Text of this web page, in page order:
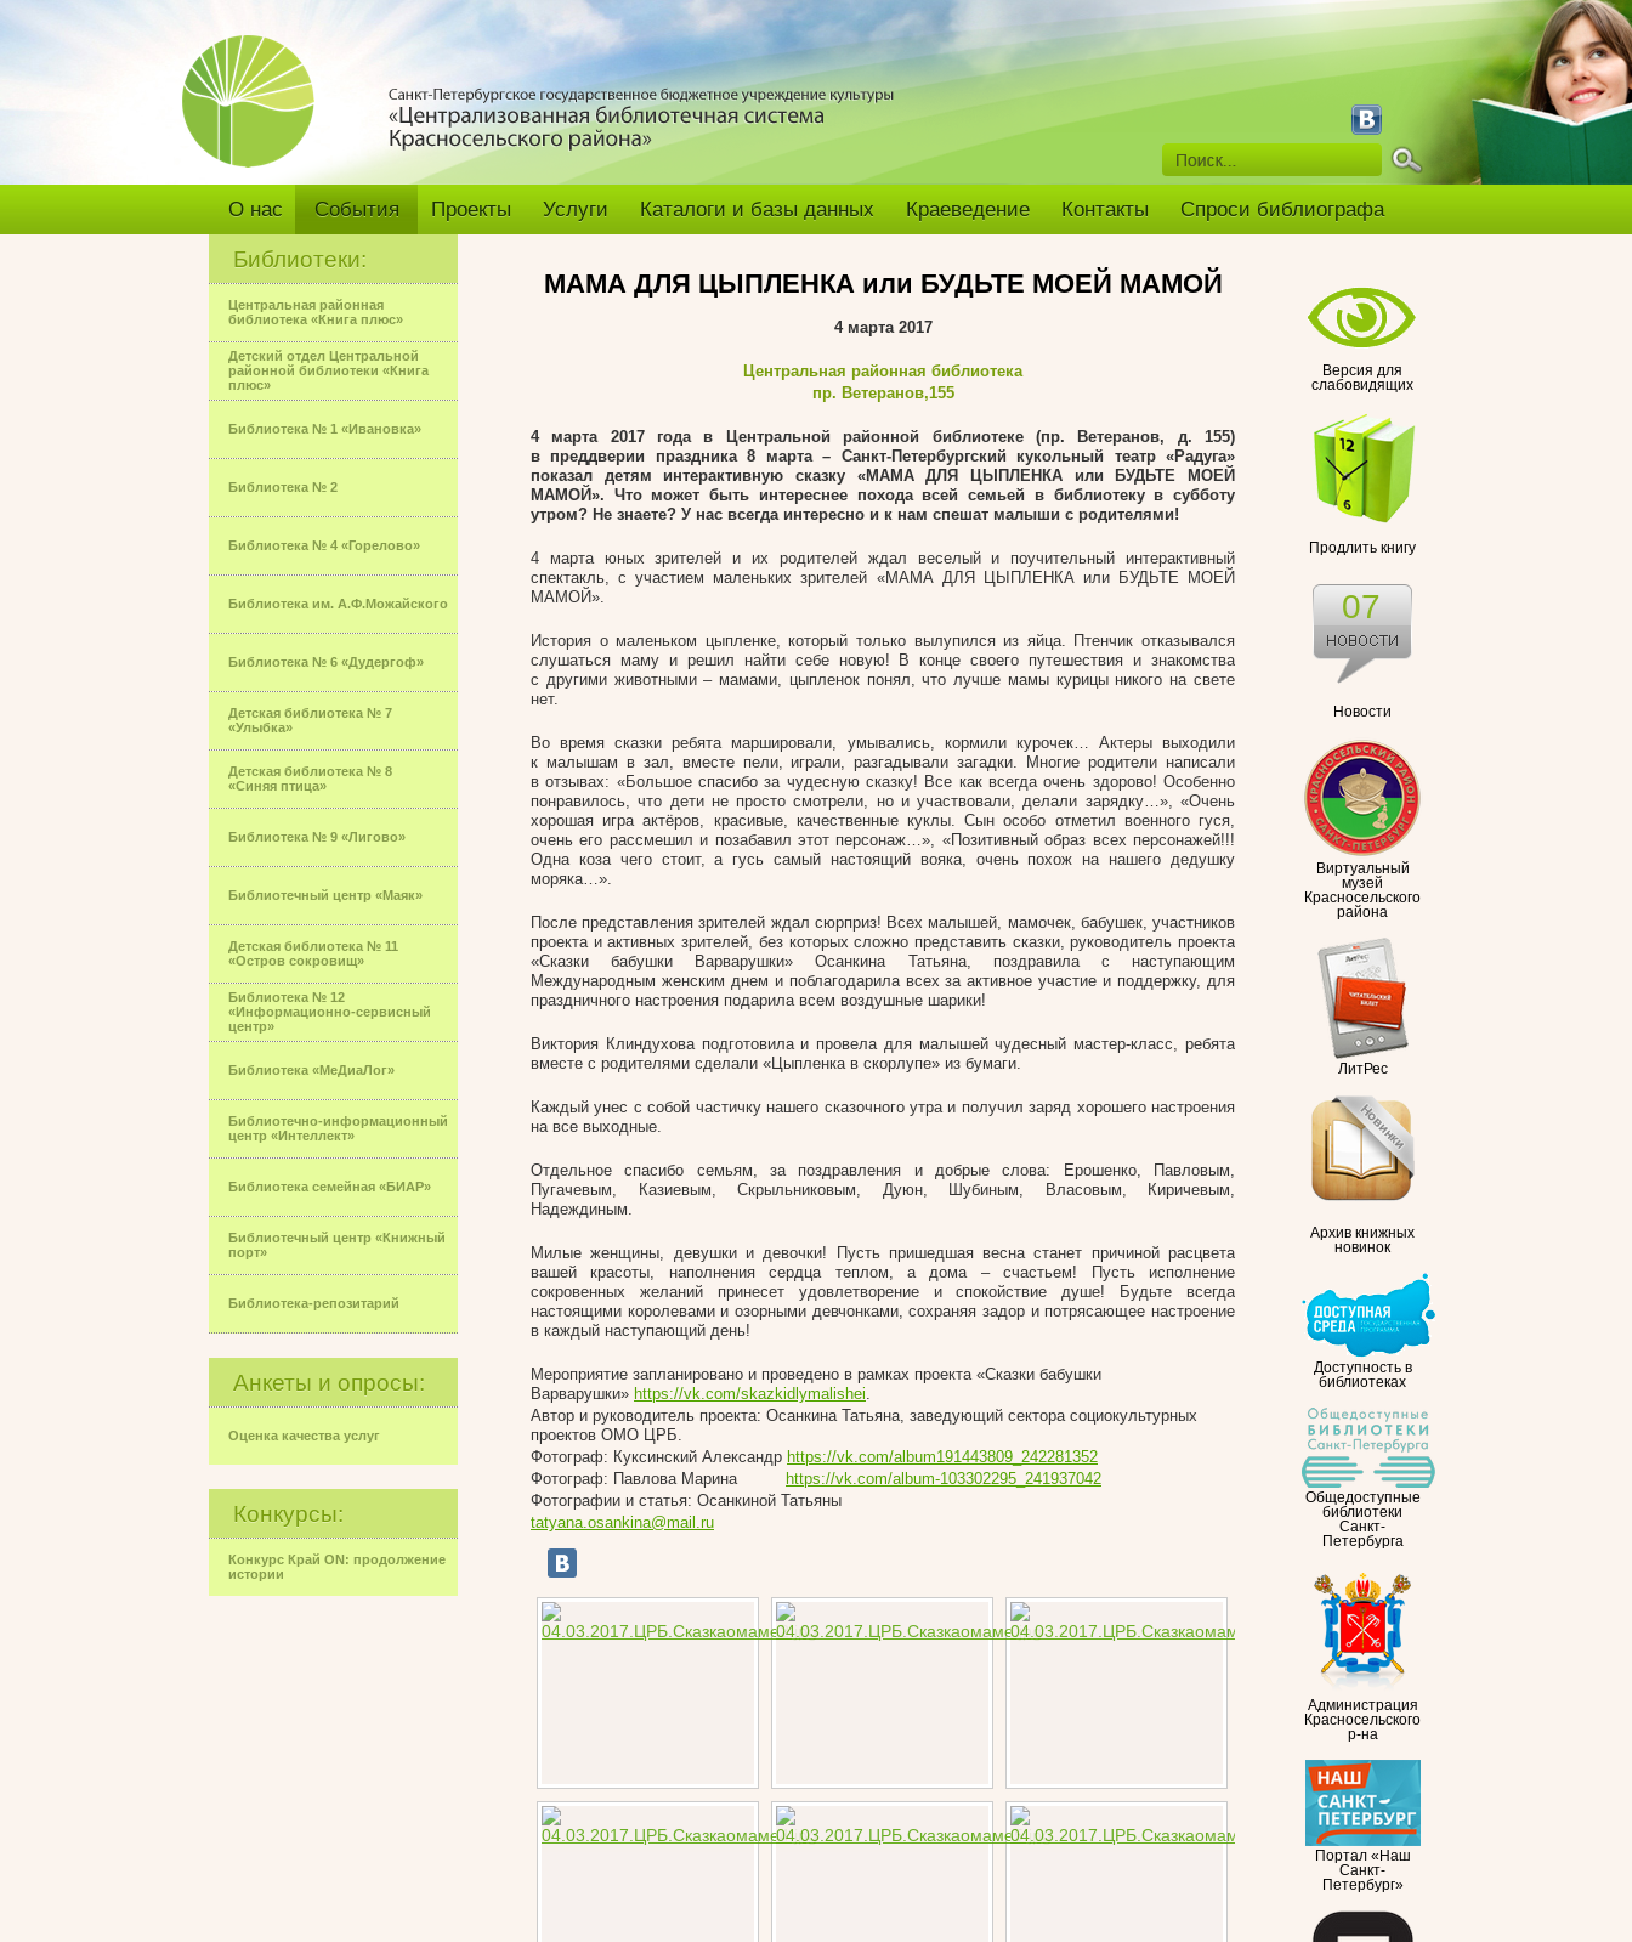
О нас События Проекты Услуги Каталоги и базы данных Краеведение Контакты Спроси библиографа
Библиотеки:
Центральная районная
библиотека «Книга плюс»
Детский отдел Центральной
районной библиотеки «Книга
плюс»
Библиотека № 1 «Ивановка»
Библиотека № 2
Библиотека № 4 «Горелово»
Библиотека им. А.Ф.Можайского
Библиотека № 6 «Дудергоф»
Детская библиотека № 7
«Улыбка»
Детская библиотека № 8
«Синяя птица»
Библиотека № 9 «Лигово»
Библиотечный центр «Маяк»
Детская библиотека № 11
«Остров сокровищ»
Библиотека № 12
«Информационно-сервисный
центр»
Библиотека «МеДиаЛог»
Библиотечно-информационный
центр «Интеллект»
Библиотека семейная «БИАР»
Библиотечный центр «Книжный
порт»
Библиотека-репозитарий
Анкеты и опросы:
Оценка качества услуг
Конкурсы:
Конкурс Край ON: продолжение
истории
Версия для
слабовидящих
Продлить книгу
Новости
07
Виртуальный
музей
Красносельского
района
ЛитРес
Архив книжных
новинок
Доступность в
библиотеках
Общедоступные
библиотеки
Санкт-
Петербурга
Администрация
Красносельского
р-на
Портал «Наш
Санкт-
Петербург»
МАМА ДЛЯ ЦЫПЛЕНКА или БУДЬТЕ МОЕЙ МАМОЙ
4 марта 2017
Центральная районная библиотека
пр. Ветеранов,155
4 марта 2017 года в Центральной районной библиотеке (пр. Ветеранов, д. 155)
в преддверии праздника 8 марта – Санкт-Петербургский кукольный театр «Радуга»
показал детям интерактивную сказку «МАМА ДЛЯ ЦЫПЛЕНКА или БУДЬТЕ МОЕЙ
МАМОЙ». Что может быть интереснее похода всей семьей в библиотеку в субботу
утром? Не знаете? У нас всегда интересно и к нам спешат малыши с родителями!
4 марта юных зрителей и их родителей ждал веселый и поучительный интерактивный
спектакль, с участием маленьких зрителей «МАМА ДЛЯ ЦЫПЛЕНКА или БУДЬТЕ МОЕЙ
МАМОЙ».
История о маленьком цыпленке, который только вылупился из яйца. Птенчик отказывался
слушаться маму и решил найти себе новую! В конце своего путешествия и знакомства
с другими животными – мамами, цыпленок понял, что лучше мамы курицы никого на свете
нет.
Во время сказки ребята маршировали, умывались, кормили курочек… Актеры выходили
к малышам в зал, вместе пели, играли, разгадывали загадки. Многие родители написали
в отзывах: «Большое спасибо за чудесную сказку! Все как всегда очень здорово! Особенно
понравилось, что дети не просто смотрели, но и участвовали, делали зарядку…», «Очень
хорошая игра актёров, красивые, качественные куклы. Сын особо отметил военного гуся,
очень его рассмешил и позабавил этот персонаж…», «Позитивный образ всех персонажей!!!
Одна коза чего стоит, а гусь самый настоящий вояка, очень похож на нашего дедушку
моряка…».
После представления зрителей ждал сюрприз! Всех малышей, мамочек, бабушек, участников
проекта и активных зрителей, без которых сложно представить сказки, руководитель проекта
«Сказки бабушки Варварушки» Осанкина Татьяна, поздравила с наступающим
Международным женским днем и поблагодарила всех за активное участие и поддержку, для
праздничного настроения подарила всем воздушные шарики!
Виктория Клиндухова подготовила и провела для малышей чудесный мастер-класс, ребята
вместе с родителями сделали «Цыпленка в скорлупе» из бумаги.
Каждый унес с собой частичку нашего сказочного утра и получил заряд хорошего настроения
на все выходные.
Отдельное спасибо семьям, за поздравления и добрые слова: Ерошенко, Павловым,
Пугачевым, Казиевым, Скрыльниковым, Дуюн, Шубиным, Власовым, Киричевым,
Надеждиным.
Милые женщины, девушки и девочки! Пусть пришедшая весна станет причиной расцвета
вашей красоты, наполнения сердца теплом, а дома – счастьем! Пусть исполнение
сокровенных желаний принесет удовлетворение и спокойствие душе! Будьте всегда
настоящими королевами и озорными девчонками, сохраняя задор и потрясающее настроение
в каждый наступающий день!
Мероприятие запланировано и проведено в рамках проекта «Сказки бабушки
Варварушки» https://vk.com/skazkidlymalishei.
Автор и руководитель проекта: Осанкина Татьяна, заведующий сектора социокультурных
проектов ОМО ЦРБ.
Фотограф: Куксинский Александр https://vk.com/album191443809_242281352
Фотограф: Павлова Марина
https://vk.com/album-103302295_241937042
Фотографии и статья: Осанкиной Татьяны
tatyana.osankina@mail.ru